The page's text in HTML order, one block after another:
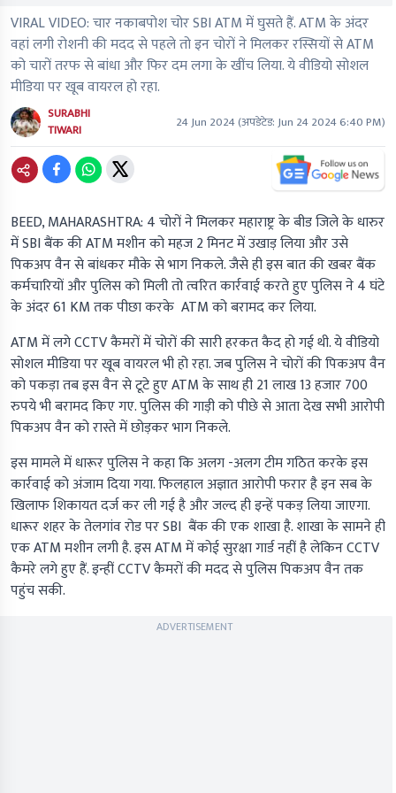
VIRAL VIDEO: चार नकाबपोश चोर SBI ATM में घुसते हैं. ATM के अंदर
वहां लगी रोशनी की मदद से पहले तो इन चोरों ने मिलकर रस्सियों से ATM
को चारों तरफ से बांधा और फिर दम लगा के खींच लिया. ये वीडियो सोशल
मीडिया पर खूब वायरल हो रहा.
SURABHI
TIWARI
24 Jun 2024(अपडेटेड:Jun 24 2024 6:40 PM)
BEED, MAHARASHTRA: 4 चोरों ने मिलकर महाराष्ट्र के बीड जिले के धारुर
में SBI बैंक की ATM मशीन को महज 2 मिनट में उखाड़ लिया और उसे
पिकअप वैन से बांधकर मौके से भाग निकले. जैसे ही इस बात की खबर बैंक
कर्मचारियों और पुलिस को मिली तो त्वरित कार्रवाई करते हुए पुलिस ने 4 घंटे
के अंदर 61 KM तक पीछा करके ATM को बरामद कर लिया.
ATM में लगे CCTV कैमरों में चोरों की सारी हरकत कैद हो गई थी. ये वीडियो
सोशल मीडिया पर खूब वायरल भी हो रहा. जब पुलिस ने चोरों की पिकअप वैन
को पकड़ा तब इस वैन से टूटे हुए ATM के साथ ही 21 लाख 13 हजार 700
रुपये भी बरामद किए गए. पुलिस की गाड़ी को पीछे से आता देख सभी आरोपी
पिकअप वैन को रास्ते में छोड़कर भाग निकले.
इस मामले में धारूर पुलिस ने कहा कि अलग -अलग टीम गठित करके इस
कार्रवाई को अंजाम दिया गया. फिलहाल अज्ञात आरोपी फरार है इन सब के
खिलाफ शिकायत दर्ज कर ली गई है और जल्द ही इन्हें पकड़ लिया जाएगा.
धारूर शहर के तेलगांव रोड पर SBI बैंक की एक शाखा है. शाखा के सामने ही
एक ATM मशीन लगी है. इस ATM में कोई सुरक्षा गार्ड नहीं है लेकिन CCTV
कैमरे लगे हुए हैं. इन्हीं CCTV कैमरों की मदद से पुलिस पिकअप वैन तक
पहुंच सकी.
ADVERTISEMENT